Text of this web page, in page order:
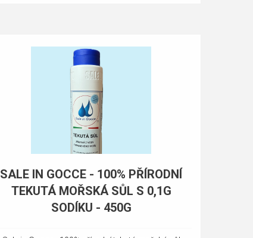
SALE IN GOCCE - 100% PŘÍRODNÍ
TEKUTÁ MOŘSKÁ SŮL S 0,1G
SODÍKU - 450G